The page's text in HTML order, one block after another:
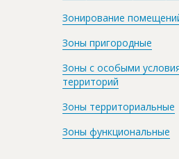
Зонирование
Зоны пригородные
Зоны с особыми
территорий
Зоны территориальные
Зоны функциональные